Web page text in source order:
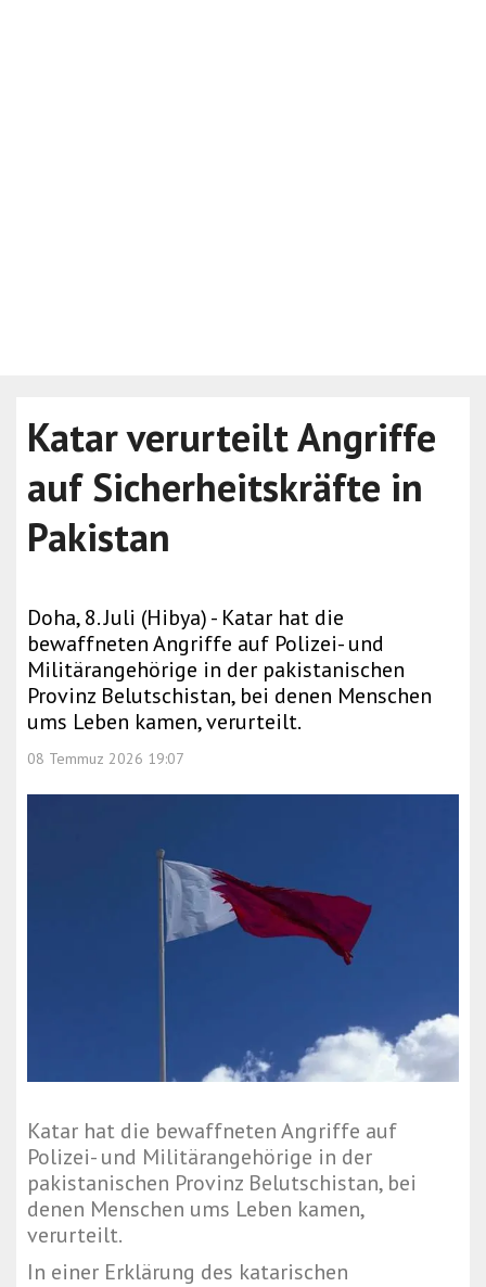
Katar verurteilt Angriffe
auf Sicherheitskräfte in
Pakistan
Doha, 8. Juli (Hibya) - Katar hat die
bewaffneten Angriffe auf Polizei- und
Militärangehörige in der pakistanischen
Provinz Belutschistan, bei denen Menschen
ums Leben kamen, verurteilt.
08 Temmuz 2026 19:07
Katar hat die bewaffneten Angriffe auf
Polizei- und Militärangehörige in der
pakistanischen Provinz Belutschistan, bei
denen Menschen ums Leben kamen,
verurteilt.
In einer Erklärung des katarischen